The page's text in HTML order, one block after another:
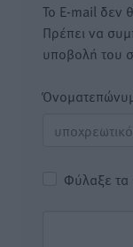
Το E-mail δεν
Πρέπει να
υποβολή του
Φύλαξε τα